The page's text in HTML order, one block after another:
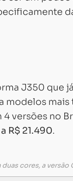
J350 que
modelos
versões no
R$ 21.490.
cores, a